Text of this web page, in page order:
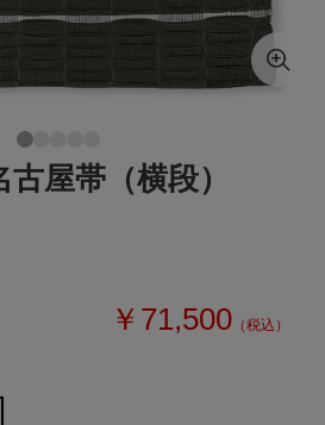
屋帯（横段）
￥71,500 （税込）